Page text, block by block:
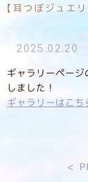
【耳つぼジュエ
2025.02.20
ギャラリーペー
しました！
ギャラリーはこち
<